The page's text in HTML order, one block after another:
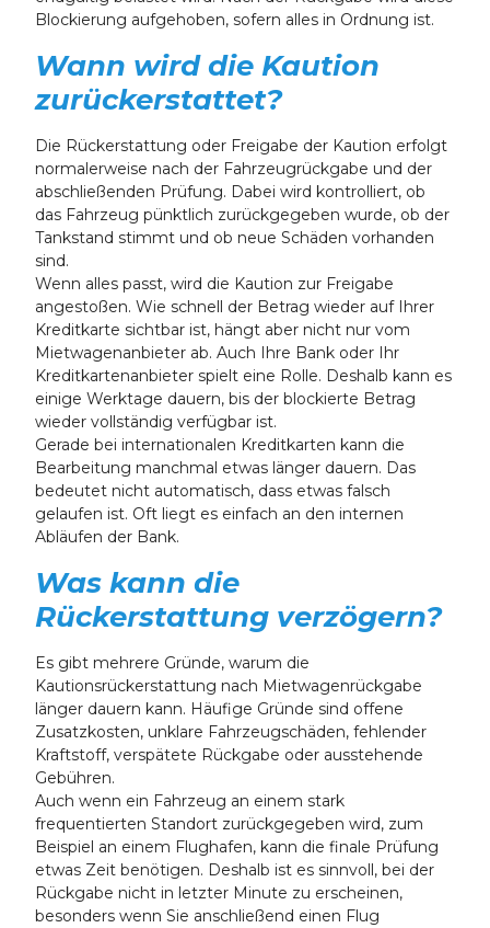
Blockierung aufgehoben, sofern alles in Ordnung ist.
Wann wird die Kaution
zurückerstattet?
Die Rückerstattung oder Freigabe der Kaution erfolgt
normalerweise nach der Fahrzeugrückgabe und der
abschließenden Prüfung. Dabei wird kontrolliert, ob
das Fahrzeug pünktlich zurückgegeben wurde, ob der
Tankstand stimmt und ob neue Schäden vorhanden
sind.
Wenn alles passt, wird die Kaution zur Freigabe
angestoßen. Wie schnell der Betrag wieder auf Ihrer
Kreditkarte sichtbar ist, hängt aber nicht nur vom
Mietwagenanbieter ab. Auch Ihre Bank oder Ihr
Kreditkartenanbieter spielt eine Rolle. Deshalb kann es
einige Werktage dauern, bis der blockierte Betrag
wieder vollständig verfügbar ist.
Gerade bei internationalen Kreditkarten kann die
Bearbeitung manchmal etwas länger dauern. Das
bedeutet nicht automatisch, dass etwas falsch
gelaufen ist. Oft liegt es einfach an den internen
Abläufen der Bank.
Was kann die
Rückerstattung verzögern?
Es gibt mehrere Gründe, warum die
Kautionsrückerstattung nach Mietwagenrückgabe
länger dauern kann. Häufige Gründe sind offene
Zusatzkosten, unklare Fahrzeugschäden, fehlender
Kraftstoff, verspätete Rückgabe oder ausstehende
Gebühren.
Auch wenn ein Fahrzeug an einem stark
frequentierten Standort zurückgegeben wird, zum
Beispiel an einem Flughafen, kann die finale Prüfung
etwas Zeit benötigen. Deshalb ist es sinnvoll, bei der
Rückgabe nicht in letzter Minute zu erscheinen,
besonders wenn Sie anschließend einen Flug